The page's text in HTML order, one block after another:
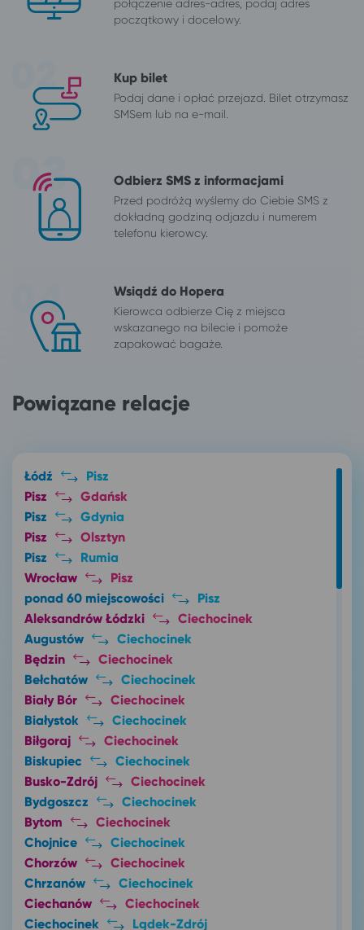
połączenie adres-adres, podaj adres
początkowy i docelowy.
Kup bilet
Podaj dane i opłać przejazd. Bilet otrzymasz
SMSem lub na e-mail.
Odbierz SMS z informacjami
Przed podróżą wyślemy do Ciebie SMS z
dokładną godziną odjazdu i numerem
telefonu kierowcy.
Wsiądź do Hopera
Kierowca odbierze Cię z miejsca
wskazanego na bilecie i pomoże
zapakować bagaże.
Powiązane relacje
Łódź
Pisz
Pisz
Gdańsk
Pisz
Gdynia
Pisz
Olsztyn
Pisz
Rumia
Wrocław
Pisz
ponad 60 miejscowości
Pisz
Aleksandrów Łódzki
Ciechocinek
Augustów
Ciechocinek
Będzin
Ciechocinek
Bełchatów
Ciechocinek
Biały Bór
Ciechocinek
Białystok
Ciechocinek
Biłgoraj
Ciechocinek
Biskupiec
Ciechocinek
Busko-Zdrój
Ciechocinek
Bydgoszcz
Ciechocinek
Bytom
Ciechocinek
Chojnice
Ciechocinek
Chorzów
Ciechocinek
Chrzanów
Ciechocinek
Ciechanów
Ciechocinek
Ciechocinek
Lądek-Zdrój